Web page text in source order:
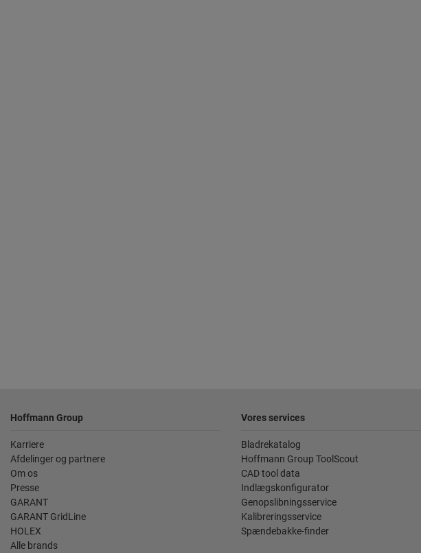
Hoffmann Group
Karriere
Afdelinger og partnere
Om os
Presse
GARANT
GARANT GridLine
HOLEX
Alle brands
Vores services
Bladrekatalog
Hoffmann Group ToolScout
CAD tool data
Indlægskonfigurator
Genopslibningsservice
Kalibreringsservice
Spændebakke-finder